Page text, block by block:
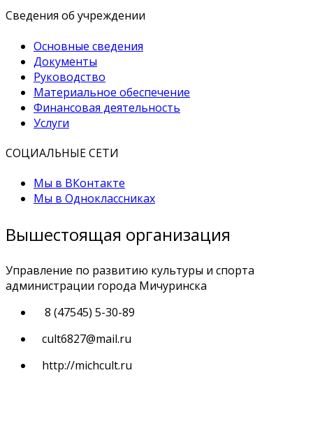
Сведения об учреждении
Основные сведения
Документы
Руководство
Материальное обеспечение
Финансовая деятельность
Услуги
СОЦИАЛЬНЫЕ СЕТИ
Мы в ВКонтакте
Мы в Одноклассниках
Вышестоящая организация
Управление по развитию культуры и спорта
администрации города Мичуринска
8 (47545) 5-30-89
cult6827@mail.ru
http://michcult.ru